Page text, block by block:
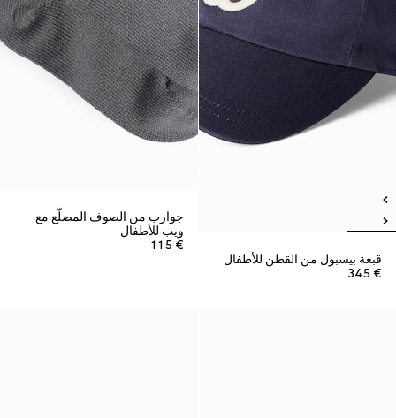
قبعة بيسبول من القطن للأطفال
€ 345
جوارب من الصوف المضلّع مع
ويب للأطفال
€ 115